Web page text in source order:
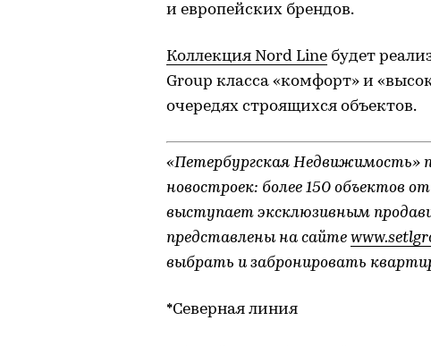
и европейских брендов.
Коллекция Nord Line будет
Group класса «комфорт» и
очередях строящихся объектов.
«Петербургская Недвижимость»
новостроек: более 150 объектов
выступает эксклюзивным
представлены на сайте
выбрать и забронировать
*Северная линия